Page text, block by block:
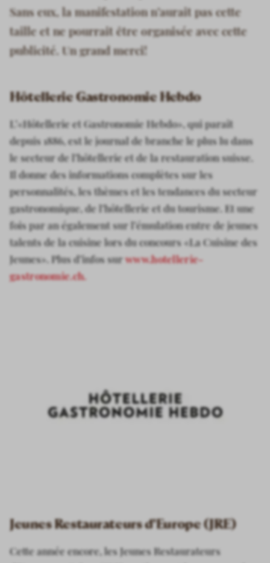
Sans eux, la manifestation n’aurait pas cette
taille et ne pourrait être organisée avec cette
publicité. Un grand merci!
Hôtellerie Gastronomie Hebdo
L’«Hôtellerie et Gastronomie Hebdo», qui paraît
depuis 1886, est le journal de branche le plus lu dans
le secteur de l’hôtellerie et de la restauration suisse.
Il donne des informations complètes sur les
personnalités, les thèmes et les tendances du secteur
gastronomique, de l’hôtellerie et du tourisme. Et une
fois par an également sur l’émulation entre de jeunes
talents de la cuisine lors du concours «La Cuisine des
Jeunes». Plus d’infos surwww.hotellerie-
gastronomie.ch.
Jeunes Restaurateurs d’Europe (JRE)
Cette année encore, les Jeunes Restaurateurs